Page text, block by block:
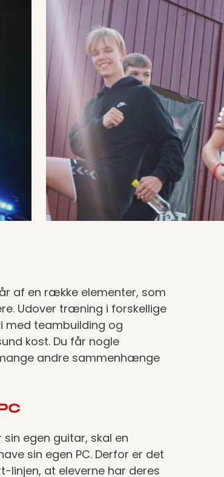
af en række elementer, som
Udover træning i forskellige
med teambuilding og
kost. Du får nogle
andre sammenhænge
egen guitar, skal en
sin egen PC. Derfor er det
at eleverne har deres